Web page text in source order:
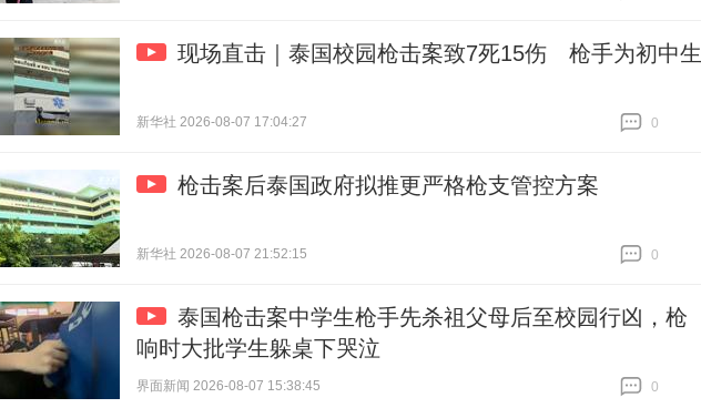
现场直击｜泰国校园枪击案致7死15伤 枪手为初中生
新华社 2026-08-07 17:04:27
0
枪击案后泰国政府拟推更严格枪支管控方案
新华社 2026-08-07 21:52:15
0
泰国枪击案中学生枪手先杀祖父母后至校园行凶，枪
响时大批学生躲桌下哭泣
界面新闻 2026-08-07 15:38:45
0